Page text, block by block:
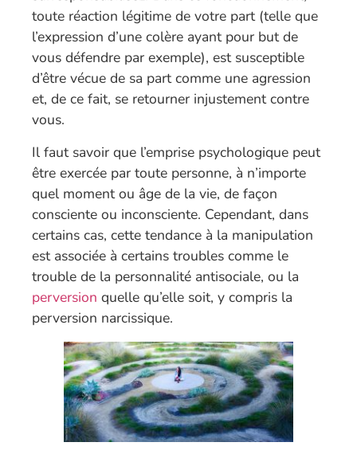
toute réaction légitime de votre part (telle que
l’expression d’une colère ayant pour but de
vous défendre par exemple), est susceptible
d’être vécue de sa part comme une agression
et, de ce fait, se retourner injustement contre
vous.
Il faut savoir que l’emprise psychologique peut
être exercée par toute personne, à n’importe
quel moment ou âge de la vie, de façon
consciente ou inconsciente. Cependant, dans
certains cas, cette tendance à la manipulation
est associée à certains troubles comme le
trouble de la personnalité antisociale, ou la
perversion quelle qu’elle soit, y compris la
perversion narcissique.